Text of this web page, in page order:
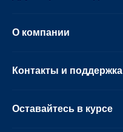
О компании
Контакты и поддержка
Оставайтесь в курсе